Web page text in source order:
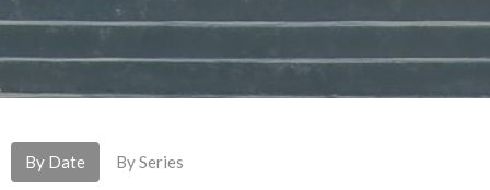
By Date By Series